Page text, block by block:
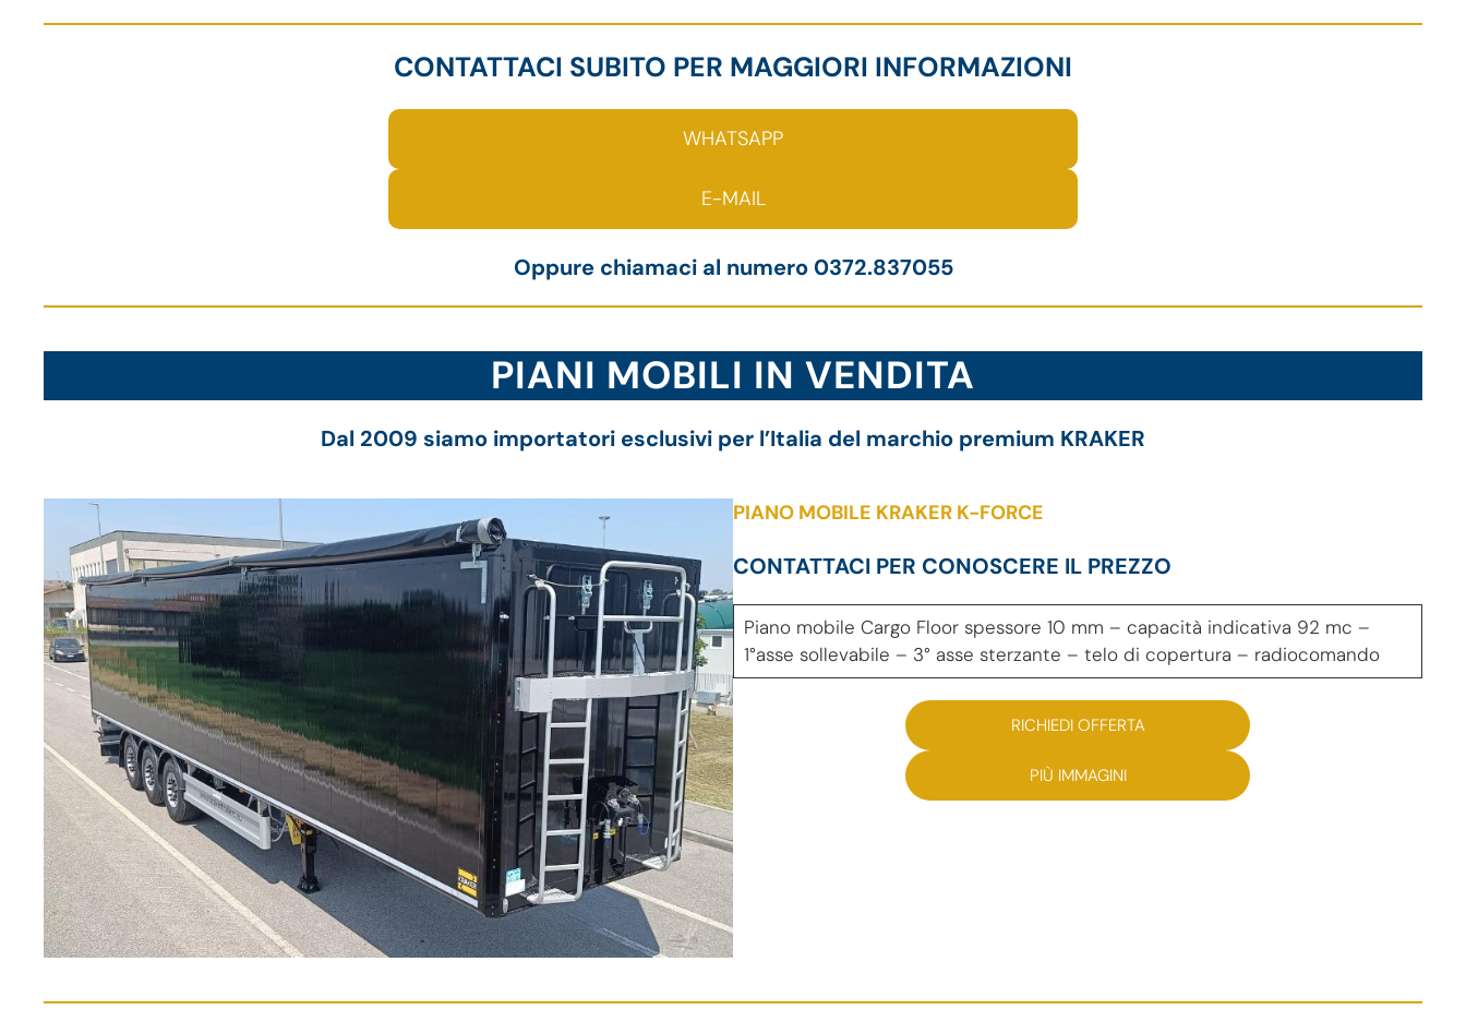
CONTATTACI SUBITO PER MAGGIORI INFORMAZIONI
WHATSAPP
E-MAIL
Oppure chiamaci al numero 0372.837055
PIANI MOBILI IN VENDITA
Dal 2009 siamo importatori esclusivi per l’Italia del marchio premium KRAKER
PIANO MOBILE KRAKER K-FORCE
CONTATTACI PER CONOSCERE IL PREZZO
Piano mobile Cargo Floor spessore 10 mm – capacità indicativa 92 mc –
1°asse sollevabile – 3° asse sterzante – telo di copertura – radiocomando
RICHIEDI OFFERTA
PIÙ IMMAGINI